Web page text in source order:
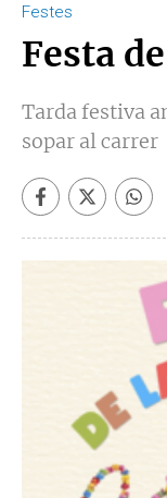
Festes
Festa
Tarda festiva
sopar al carrer